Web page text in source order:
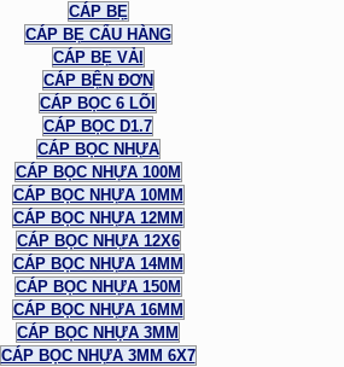
CÁP BẸ
CÁP BẸ CẨU HÀNG
CÁP BẸ VẢI
CÁP BỆN ĐƠN
CÁP BỌC 6 LÕI
CÁP BỌC D1.7
CÁP BỌC NHỰA
CÁP BỌC NHỰA 100M
CÁP BỌC NHỰA 10MM
CÁP BỌC NHỰA 12MM
CÁP BỌC NHỰA 12X6
CÁP BỌC NHỰA 14MM
CÁP BỌC NHỰA 150M
CÁP BỌC NHỰA 16MM
CÁP BỌC NHỰA 3MM
CÁP BỌC NHỰA 3MM 6X7